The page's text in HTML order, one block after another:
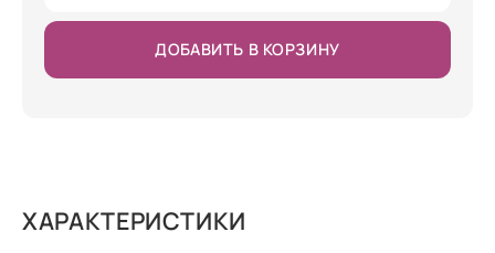
ДОБАВИТЬ В КОРЗИНУ
ХАРАКТЕРИСТИКИ